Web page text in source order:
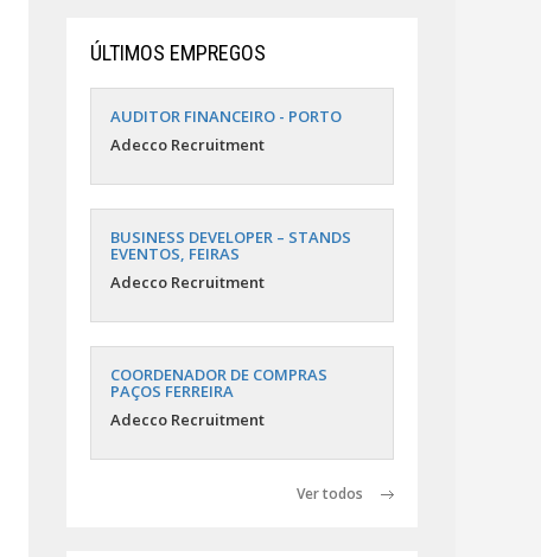
ÚLTIMOS EMPREGOS
AUDITOR FINANCEIRO - PORTO
Adecco Recruitment
BUSINESS DEVELOPER – STANDS
EVENTOS, FEIRAS
Adecco Recruitment
COORDENADOR DE COMPRAS
PAÇOS FERREIRA
Adecco Recruitment
Ver todos